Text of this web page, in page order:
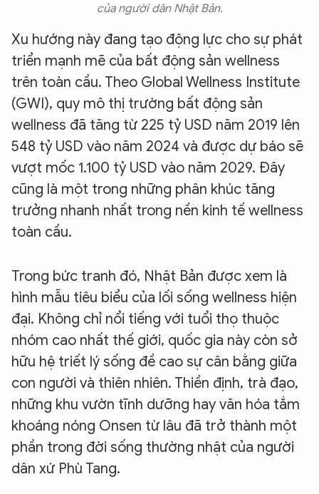
của người dân Nhật Bản.
Xu hướng này đang tạo động lực cho sự phát
triển mạnh mẽ của bất động sản wellness
trên toàn cầu. Theo Global Wellness Institute
(GWI), quy mô thị trường bất động sản
wellness đã tăng từ 225 tỷ USD năm 2019 lên
548 tỷ USD vào năm 2024 và được dự báo sẽ
vượt mốc 1.100 tỷ USD vào năm 2029. Đây
cũng là một trong những phân khúc tăng
trưởng nhanh nhất trong nền kinh tế wellness
toàn cầu.
Trong bức tranh đó, Nhật Bản được xem là
hình mẫu tiêu biểu của lối sống wellness hiện
đại. Không chỉ nổi tiếng với tuổi thọ thuộc
nhóm cao nhất thế giới, quốc gia này còn sở
hữu hệ triết lý sống đề cao sự cân bằng giữa
con người và thiên nhiên. Thiền định, trà đạo,
những khu vườn tĩnh dưỡng hay văn hóa tắm
khoáng nóng Onsen từ lâu đã trở thành một
phần trong đời sống thường nhật của người
dân xứ Phù Tang.